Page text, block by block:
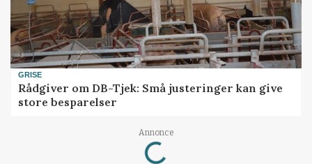
GRISE
Rådgiver om DB-Tjek: Små justeringer kan give
store besparelser
Annonce
Loading...